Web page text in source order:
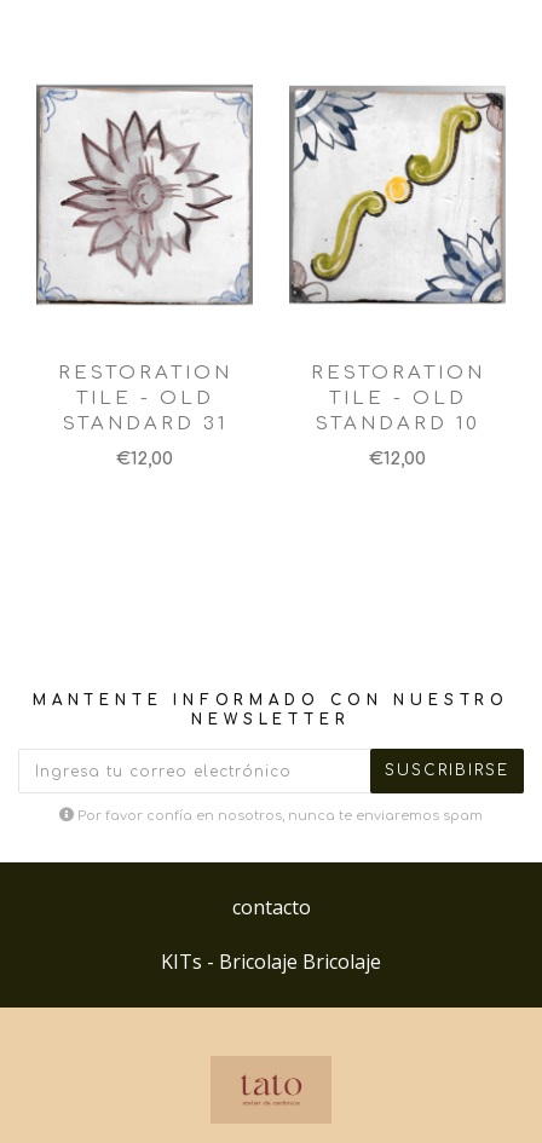
RESTORATION
TILE - OLD
STANDARD 31
€12,00
RESTORATION
TILE - OLD
STANDARD 10
€12,00
MANTENTE INFORMADO CON NUESTRO
NEWSLETTER
Por favor confía en nosotros, nunca te enviaremos spam
contacto
KITs - Bricolaje Bricolaje